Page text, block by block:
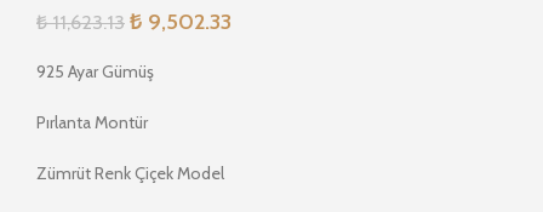
₺11,623.13 ₺ 9,502.33
925 Ayar Gümüş
Pırlanta Montür
Zümrüt Renk Çiçek Model